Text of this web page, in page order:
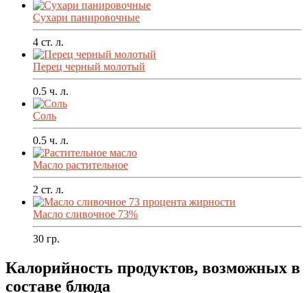
Сухари панировочные
4 ст. л.
Перец черный молотый
0.5 ч. л.
Соль
0.5 ч. л.
Масло растительное
2 ст. л.
Масло сливочное 73%
30 гр.
Калорийность продуктов, возможных в
составе блюда